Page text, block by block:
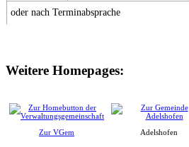
oder nach Terminabsprache
Weitere Homepages:
Zur VGem Adelshofen